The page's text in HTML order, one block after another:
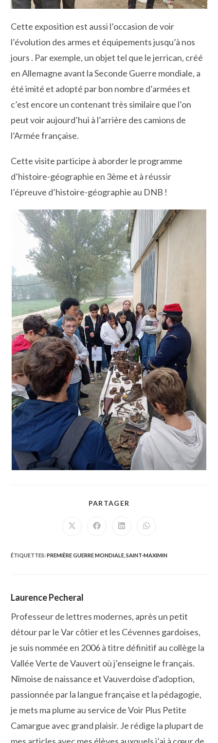
Cette exposition est aussi l’occasion de voir
l’évolution des armes et équipements jusqu’à nos
jours . Par exemple, un objet tel que le jerrican, créé
en Allemagne avant la Seconde Guerre mondiale, a
été imité et adopté par bon nombre d’armées et
c’est encore un contenant très similaire que l’on
peut voir aujourd’hui à l’arrière des camions de
l’Armée française.
Cette visite participe à aborder le programme
d’histoire-géographie en 3ème et à réussir
l’épreuve d’histoire-géographie au DNB !
PARTAGER
Ouvrir
fenêtre
Ouvrir
fenêtre
Ouvrir
fenêtre
Ouvrir
fenêtre
ÉTIQUETTES:PREMIÈRE GUERRE MONDIALE SAINT-MAXIMIN
Laurence Pecheral
Professeur de lettres modernes, après un petit
détour par le Var côtier et les Cévennes gardoises,
je suis nommée en 2006 à titre définitif au collège la
Vallée Verte de Vauvert où j’enseigne le français.
Nîmoise de naissance et Vauverdoise d'adoption,
passionnée par la langue française et la pédagogie,
je mets ma plume au service de Voir Plus Petite
Camargue avec grand plaisir. Je rédige la plupart de